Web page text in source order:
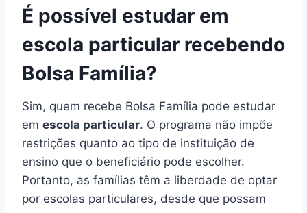
É possível estudar em
escola particular recebendo
Bolsa Família?
Sim, quem recebe Bolsa Família pode estudar
em escola particular. O programa não impõe
restrições quanto ao tipo de instituição de
ensino que o beneficiário pode escolher.
Portanto, as famílias têm a liberdade de optar
por escolas particulares, desde que possam